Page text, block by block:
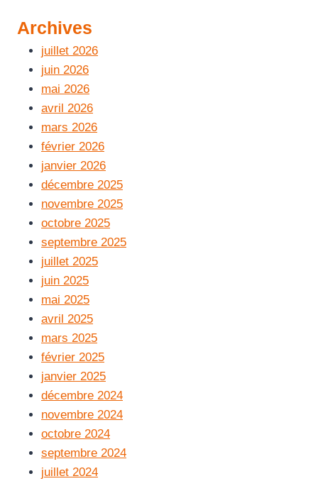
Archives
juillet 2026
juin 2026
mai 2026
avril 2026
mars 2026
février 2026
janvier 2026
décembre 2025
novembre 2025
octobre 2025
septembre 2025
juillet 2025
juin 2025
mai 2025
avril 2025
mars 2025
février 2025
janvier 2025
décembre 2024
novembre 2024
octobre 2024
septembre 2024
juillet 2024